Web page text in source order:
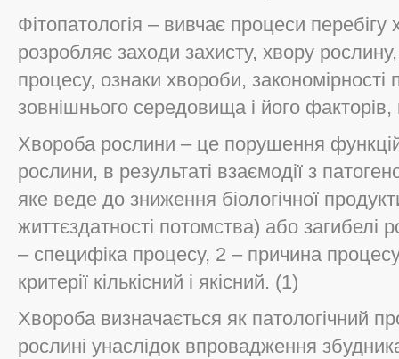
Фітопатологія – вивчає процеси
розробляє заходи захисту, хвору
процесу, ознаки хвороби,
зовнішнього середовища і його
Хвороба рослини – це порушення функцій
рослини, в результаті взаємодії з
яке веде до зниження біологічної
життєздатності потомства) або загибелі
– специфіка процесу, 2 – причина
критерії кількісний і якісний. (1)
Хвороба визначається як патологічний
рослині унаслідок впровадження